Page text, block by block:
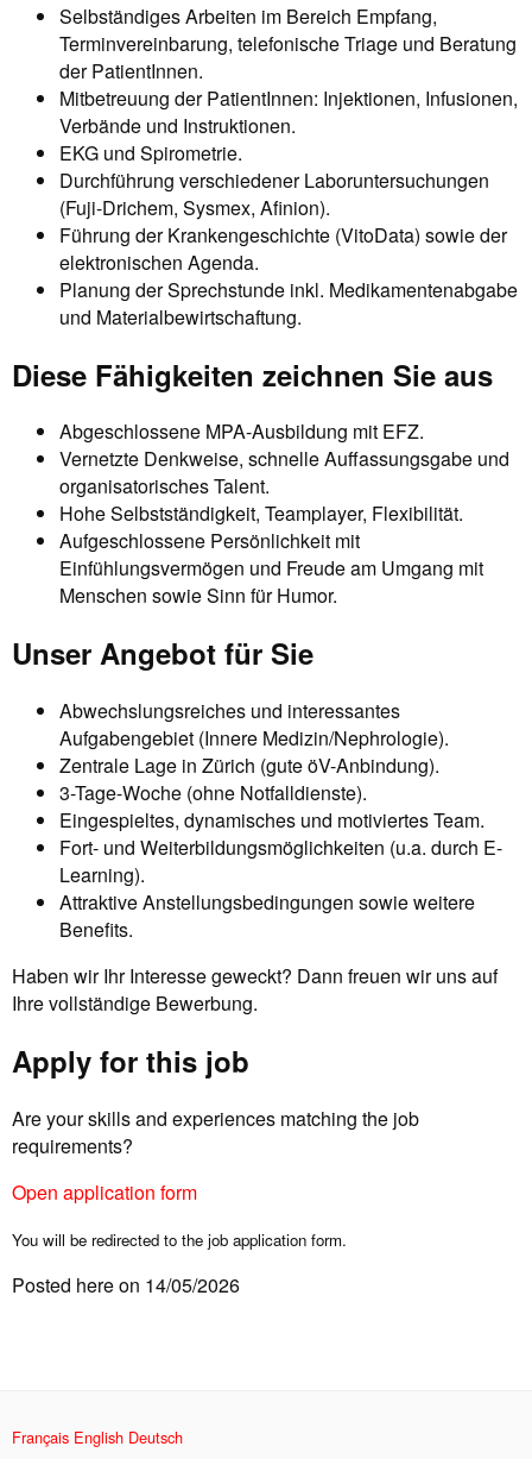
Selbständiges Arbeiten im Bereich Empfang,
Terminvereinbarung, telefonische Triage und Beratung
der PatientInnen.
Mitbetreuung der PatientInnen: Injektionen, Infusionen,
Verbände und Instruktionen.
EKG und Spirometrie.
Durchführung verschiedener Laboruntersuchungen
(Fuji-Drichem, Sysmex, Afinion).
Führung der Krankengeschichte (VitoData) sowie der
elektronischen Agenda.
Planung der Sprechstunde inkl. Medikamentenabgabe
und Materialbewirtschaftung.
Diese Fähigkeiten zeichnen Sie aus
Abgeschlossene MPA-Ausbildung mit EFZ.
Vernetzte Denkweise, schnelle Auffassungsgabe und
organisatorisches Talent.
Hohe Selbstständigkeit, Teamplayer, Flexibilität.
Aufgeschlossene Persönlichkeit mit
Einfühlungsvermögen und Freude am Umgang mit
Menschen sowie Sinn für Humor.
Unser Angebot für Sie
Abwechslungsreiches und interessantes
Aufgabengebiet (Innere Medizin/Nephrologie).
Zentrale Lage in Zürich (gute öV-Anbindung).
3-Tage-Woche (ohne Notfalldienste).
Eingespieltes, dynamisches und motiviertes Team.
Fort- und Weiterbildungsmöglichkeiten (u.a. durch E-
Learning).
Attraktive Anstellungsbedingungen sowie weitere
Benefits.
Haben wir Ihr Interesse geweckt? Dann freuen wir uns auf
Ihre vollständige Bewerbung.
Apply for this job
Are your skills and experiences matching the job
requirements?
Open application form
You will be redirected to the job application form.
Posted here on 14/05/2026
Français English Deutsch